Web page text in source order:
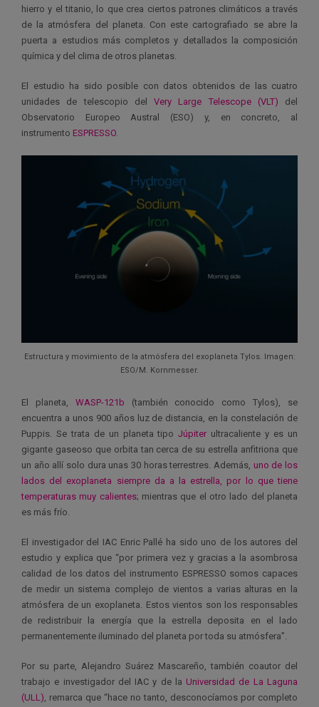
hierro y el titanio, lo que crea ciertos patrones climáticos a través
de la atmósfera del planeta. Con este cartografiado se abre la
puerta a estudios más completos y detallados la composición
química y del clima de otros planetas.
El estudio ha sido posible con datos obtenidos de las cuatro
unidades de telescopio del Very Large Telescope (VLT) del
Observatorio Europeo Austral (ESO) y, en concreto, al
instrumento ESPRESSO.
Estructura y movimiento de la atmósfera del exoplaneta Tylos. Imagen:
ESO/M. Kornmesser.
El planeta, WASP-121b (también conocido como Tylos), se
encuentra a unos 900 años luz de distancia, en la constelación de
Puppis. Se trata de un planeta tipoJúpiter ultracaliente y es un
gigante gaseoso que orbita tan cerca de su estrella anfitriona que
un año allí solo dura unas 30 horas terrestres. Además, uno de los
lados del exoplaneta siempre da a la estrella, por lo que tiene
temperaturas muy calientes; mientras que el otro lado del planeta
es más frío.
El investigador del IAC Enric Pallé ha sido uno de los autores del
estudio y explica que “por primera vez y gracias a la asombrosa
calidad de los datos del instrumento ESPRESSO somos capaces
de medir un sistema complejo de vientos a varias alturas en la
atmósfera de un exoplaneta. Estos vientos son los responsables
de redistribuir la energía que la estrella deposita en el lado
permanentemente iluminado del planeta por toda su atmósfera”.
Por su parte, Alejandro Suárez Mascareño, también coautor del
trabajo e investigador del IAC y de la Universidad de La Laguna
(ULL), remarca que “hace no tanto, desconocíamos por completo